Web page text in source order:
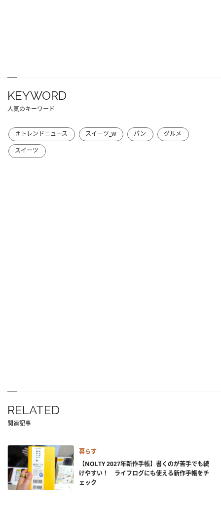
KEYWORD
人気のキーワード
＃トレンドニュース スイーツ_w パン
グルメ
スイーツ
RELATED
関連記事
暮らす
【NOLTY 2027年新作手帳】書くのが苦手でも続
けやすい！ ライフログにも使える新作手帳をチ
ェック